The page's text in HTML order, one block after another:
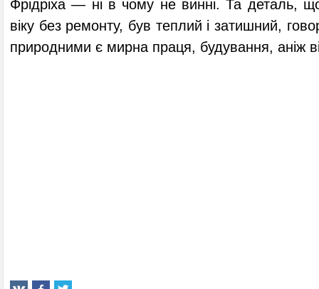
Фрідріха — ні в чому не винні. Та деталь,
віку без ремонту, був теплий і затишний,
природними є мирна праця, будування, аніж